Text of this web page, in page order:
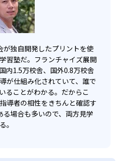
が独自開発したプリントを使
習塾だ。フランチャイズ展開
内1.5万校舎、国外0.8万校舎
が仕組み化されていて、誰で
ることがわかる。だからこ
導者の相性をきちんと確認す
場合も多いので、両方見学
。